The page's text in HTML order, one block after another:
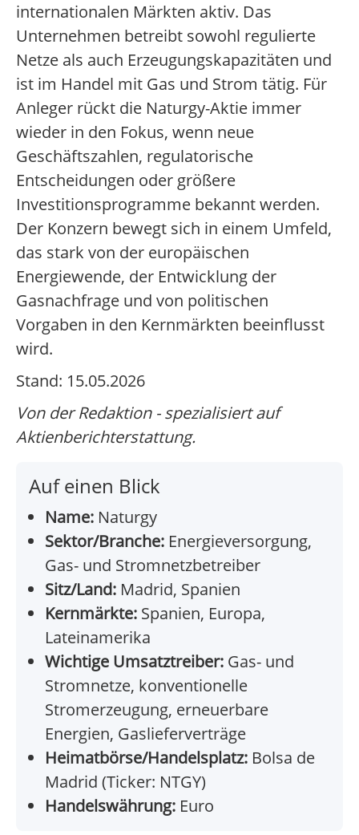
internationalen Märkten aktiv. Das
Unternehmen betreibt sowohl regulierte
Netze als auch Erzeugungskapazitäten und
ist im Handel mit Gas und Strom tätig. Für
Anleger rückt die Naturgy-Aktie immer
wieder in den Fokus, wenn neue
Geschäftszahlen, regulatorische
Entscheidungen oder größere
Investitionsprogramme bekannt werden.
Der Konzern bewegt sich in einem Umfeld,
das stark von der europäischen
Energiewende, der Entwicklung der
Gasnachfrage und von politischen
Vorgaben in den Kernmärkten beeinflusst
wird.
Stand: 15.05.2026
Von der Redaktion - spezialisiert auf
Aktienberichterstattung.
Auf einen Blick
Name: Naturgy
Sektor/Branche: Energieversorgung,
Gas- und Stromnetzbetreiber
Sitz/Land: Madrid, Spanien
Kernmärkte: Spanien, Europa,
Lateinamerika
Wichtige Umsatztreiber: Gas- und
Stromnetze, konventionelle
Stromerzeugung, erneuerbare
Energien, Gaslieferverträge
Heimatbörse/Handelsplatz: Bolsa de
Madrid (Ticker: NTGY)
Handelswährung: Euro